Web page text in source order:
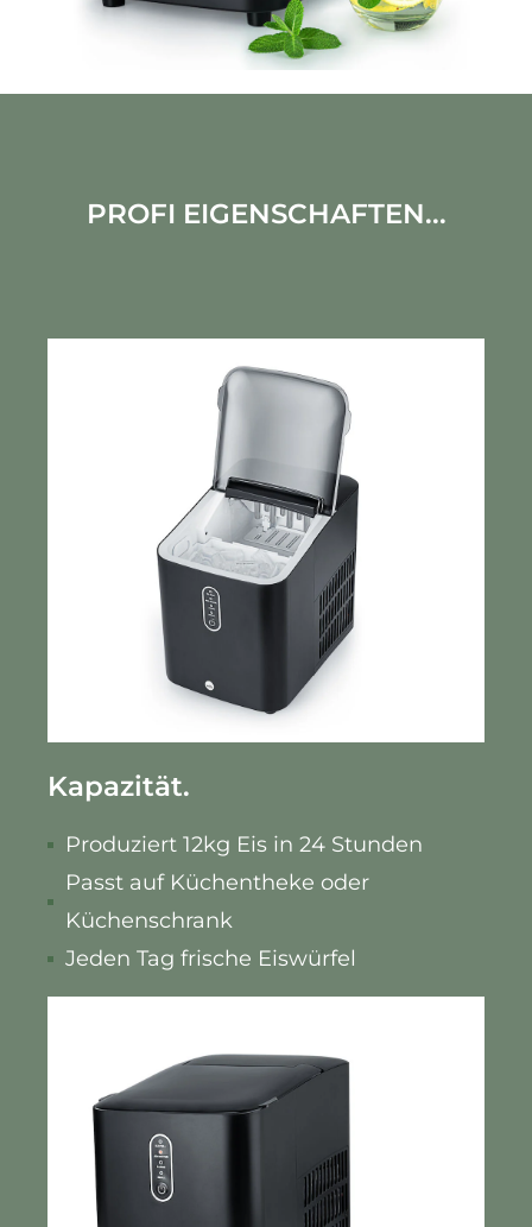
PROFI EIGENSCHAFTEN...
Kapazität.
Produziert 12kg Eis in 24 Stunden
Passt auf Küchentheke oder
Küchenschrank
Jeden Tag frische Eiswürfel